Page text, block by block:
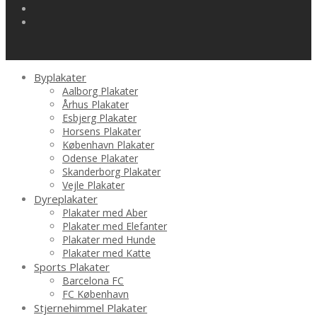
Byplakater
Aalborg Plakater
Århus Plakater
Esbjerg Plakater
Horsens Plakater
København Plakater
Odense Plakater
Skanderborg Plakater
Vejle Plakater
Dyreplakater
Plakater med Aber
Plakater med Elefanter
Plakater med Hunde
Plakater med Katte
Sports Plakater
Barcelona FC
FC København
Stjernehimmel Plakater